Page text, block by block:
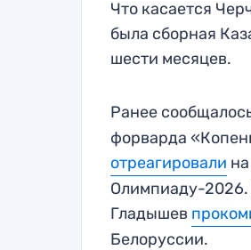
Что касается
была сборная
шести месяцев.
Ранее
форварда
отреагировали
Олимпиаду-
Гладышев
Белоруссии.